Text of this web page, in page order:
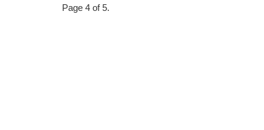
Page 4 of 5.